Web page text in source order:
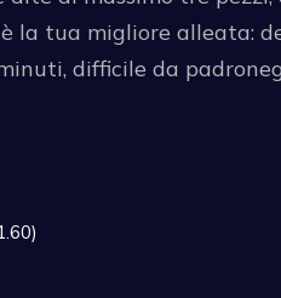
la tua migliore alleata:
difficile da